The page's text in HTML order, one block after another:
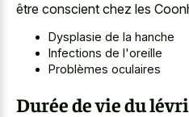
être conscient chez les
Dysplasie de la hanche
Infections de l'oreille
Problèmes oculaires
Durée de vie du